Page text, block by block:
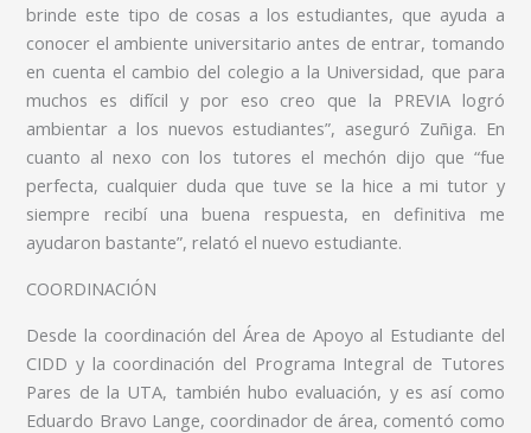
brinde este tipo de cosas a los estudiantes, que ayuda a
conocer el ambiente universitario antes de entrar, tomando
en cuenta el cambio del colegio a la Universidad, que para
muchos es difícil y por eso creo que la PREVIA logró
ambientar a los nuevos estudiantes”, aseguró Zuñiga. En
cuanto al nexo con los tutores el mechón dijo que “fue
perfecta, cualquier duda que tuve se la hice a mi tutor y
siempre recibí una buena respuesta, en definitiva me
ayudaron bastante”, relató el nuevo estudiante.
COORDINACIÓN
Desde la coordinación del Área de Apoyo al Estudiante del
CIDD y la coordinación del Programa Integral de Tutores
Pares de la UTA, también hubo evaluación, y es así como
Eduardo Bravo Lange, coordinador de área, comentó como